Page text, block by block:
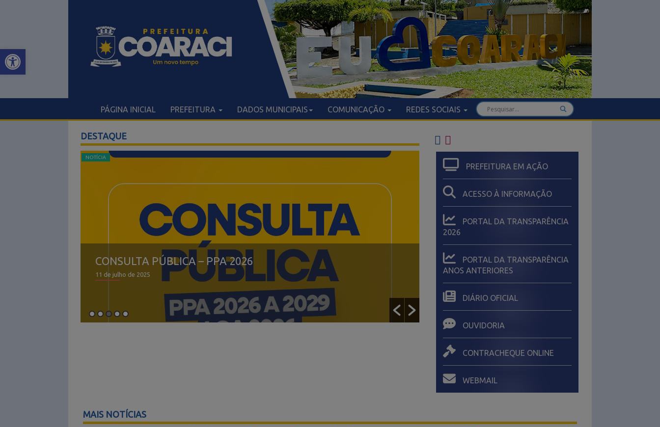
Open toolbar
PÁGINA INICIAL PREFEITURA DADOS MUNICIPAIS COMUNICAÇÃO REDES SOCIAIS
DESTAQUE
NOTÍCIA
CONSULTA PÚBLICA – PPA 2026
11 de julho de 2025
NOTÍCIA
CONSULTA PÚBLICA – LOA 2026
11 de julho de 2025
PREFEITURA EM AÇÃO
ACESSO À INFORMAÇÃO
PORTAL DA TRANSPARÊNCIA
2026
PORTAL DA TRANSPARÊNCIA
ANOS ANTERIORES
DIÁRIO OFICIAL
OUVIDORIA
CONTRACHEQUE ONLINE
WEBMAIL
MAIS NOTÍCIAS